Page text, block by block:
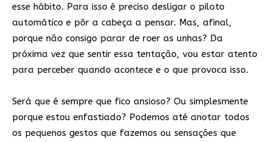
esse hábito. Para isso é preciso desligar o piloto
automático e pôr a cabeça a pensar. Mas, afinal,
porque não consigo parar de roer as unhas? Da
próxima vez que sentir essa tentação, vou estar atento
para perceber quando acontece e o que provoca isso.
Será que é sempre que fico ansioso? Ou simplesmente
porque estou enfastiado? Podemos até anotar todos
os pequenos gestos que fazemos ou sensações que